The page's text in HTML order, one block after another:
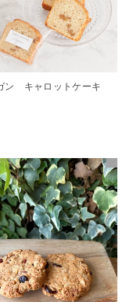
ン キャロットケーキ